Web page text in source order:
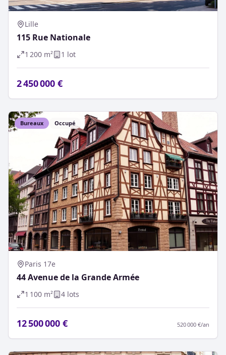
Lille
115 Rue Nationale
1 200 m² 1 lot
2 450 000 €
Bureaux Occupé
Paris 17e
44 Avenue de la Grande Armée
1 100 m² 4 lots
12 500 000 € 520 000 €/an